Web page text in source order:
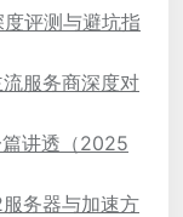
评测与避坑指
服务商深度对
讲透（2025
务器与加速方